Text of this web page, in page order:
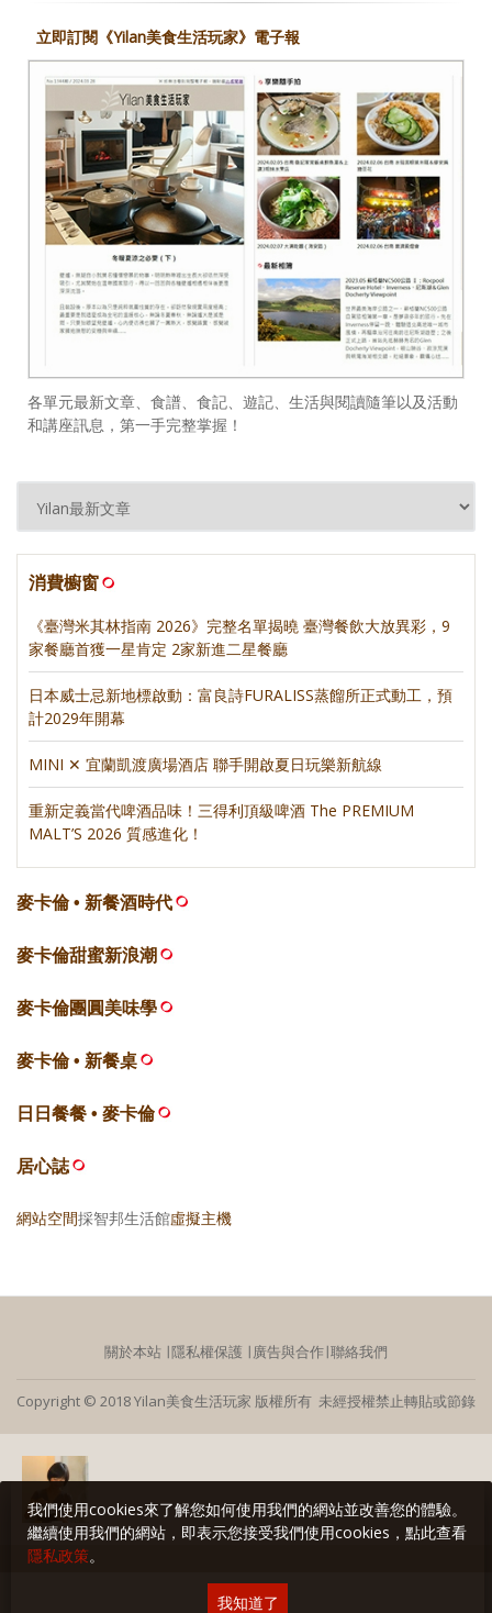
立即訂閱《Yilan美食生活玩家》電子報
各單元最新文章、食譜、食記、遊記、生活與閱讀隨筆以及活動
和講座訊息，第一手完整掌握！
消費櫥窗
《臺灣米其林指南 2026》完整名單揭曉 臺灣餐飲大放異彩，9
家餐廳首獲一星肯定 2家新進二星餐廳
日本威士忌新地標啟動：富良詩FURALISS蒸餾所正式動工，預
計2029年開幕
MINI ✕ 宜蘭凱渡廣場酒店 聯手開啟夏日玩樂新航線
重新定義當代啤酒品味！三得利頂級啤酒 The PREMIUM
MALT’S 2026 質感進化！
麥卡倫 • 新餐酒時代
麥卡倫甜蜜新浪潮
麥卡倫團圓美味學
麥卡倫 • 新餐桌
日日餐餐 • 麥卡倫
居心誌
網站空間採智邦生活館虛擬主機
關於本站 ∣隱私權保護 ∣ 廣告與合作∣聯絡我們
Copyright © 2018 Yilan美食生活玩家 版權所有 未經授權禁止轉貼或節錄
我們使用cookies來了解您如何使用我們的網站並改善您的體驗。
繼續使用我們的網站，即表示您接受我們使用cookies，點此查看
隱私政策。
我知道了